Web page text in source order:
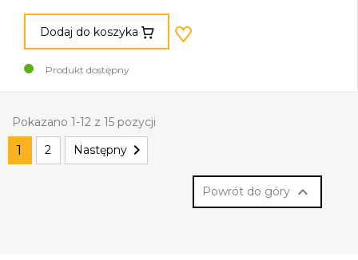
Dodaj do koszyka
Produkt dostępny
Pokazano 1-12 z 15 pozycji
1 2 Następny 
Powrót do góry 